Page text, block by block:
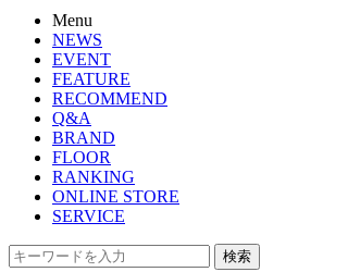
Menu
NEWS
EVENT
FEATURE
RECOMMEND
Q&A
BRAND
FLOOR
RANKING
ONLINE STORE
SERVICE
検索